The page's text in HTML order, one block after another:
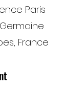
Paris
France